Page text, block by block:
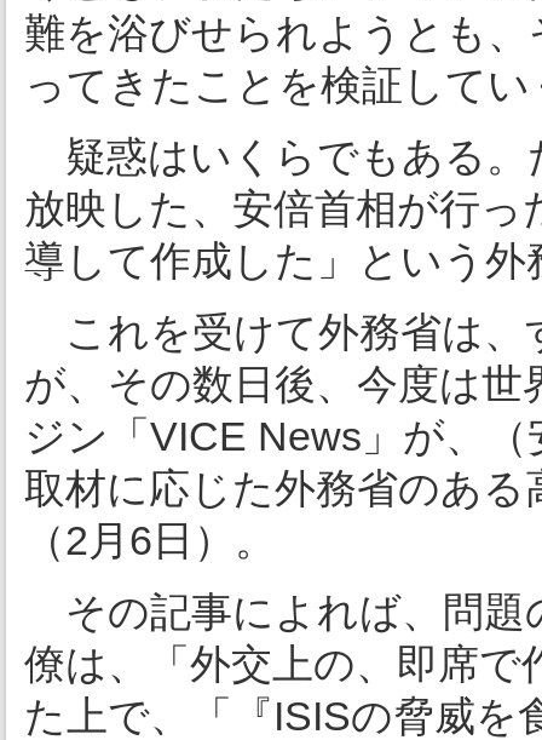
難を浴びせられようとも
ってきたことを検証して
疑惑はいくらでもある。
放映した、安倍首相が行
導して作成した」という外
これを受けて外務省は、
が、その数日後、今度は
ジン「VICE News」が、
取材に応じた外務省のあ
（2月6日）。
その記事によれば、問題
僚は、「外交上の、即席
た上で、「『ISISの脅威を